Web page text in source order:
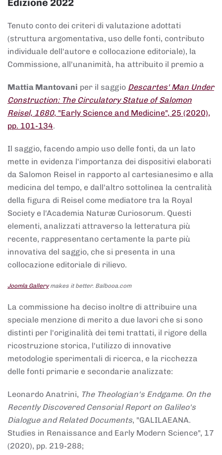
Edizione 2022
Tenuto conto dei criteri di valutazione adottati
(struttura argomentativa, uso delle fonti, contributo
individuale dell'autore e collocazione editoriale), la
Commissione, all'unanimità, ha attribuito il premio a
Mattia Mantovani per il saggio Descartes' Man Under
Construction: The Circulatory Statue of Salomon
Reisel, 1680, "Early Science and Medicine", 25 (2020),
pp. 101-134.
Il saggio, facendo ampio uso delle fonti, da un lato
mette in evidenza l'importanza dei dispositivi elaborati
da Salomon Reisel in rapporto al cartesianesimo e alla
medicina del tempo, e dall'altro sottolinea la centralità
della figura di Reisel come mediatore tra la Royal
Society e l'Academia Naturæ Curiosorum. Questi
elementi, analizzati attraverso la letteratura più
recente, rappresentano certamente la parte più
innovativa del saggio, che si presenta in una
collocazione editoriale di rilievo.
Joomla Gallerymakes it better. Balbooa.com
La commissione ha deciso inoltre di attribuire una
speciale menzione di merito a due lavori che si sono
distinti per l'originalità dei temi trattati, il rigore della
ricostruzione storica, l'utilizzo di innovative
metodologie sperimentali di ricerca, e la ricchezza
delle fonti primarie e secondarie analizzate:
Leonardo Anatrini, The Theologian's Endgame. On the
Recently Discovered Censorial Report on Galileo's
Dialogue and Related Documents, "GALILAEANA.
Studies in Renaissance and Early Modern Science", 17
(2020), pp. 219-288;